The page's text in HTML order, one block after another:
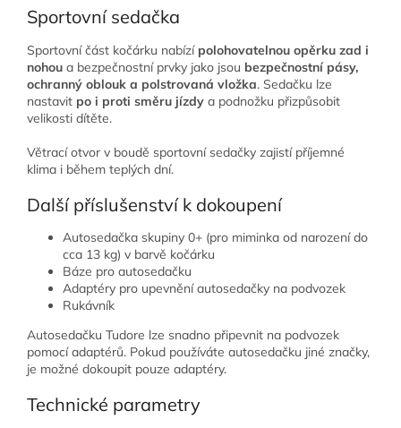
Sportovní sedačka
Sportovní část kočárku nabízí polohovatelnou opěrku zad i
nohou a bezpečnostní prvky jako jsou bezpečnostní pásy,
ochranný oblouk a polstrovaná vložka. Sedačku lze
nastavit po i proti směru jízdy a podnožku přizpůsobit
velikosti dítěte.
Větrací otvor v boudě sportovní sedačky zajistí příjemné
klima i během teplých dní.
Další příslušenství k dokoupení
Autosedačka skupiny 0+ (pro miminka od narození do
cca 13 kg) v barvě kočárku
Báze pro autosedačku
Adaptéry pro upevnění autosedačky na podvozek
Rukávník
Autosedačku Tudore lze snadno připevnit na podvozek
pomocí adaptérů. Pokud používáte autosedačku jiné značky,
je možné dokoupit pouze adaptéry.
Technické parametry